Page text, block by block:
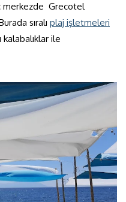
merkezde Grecotel
sıralı plaj işletmeleri
kalabalıklar ile